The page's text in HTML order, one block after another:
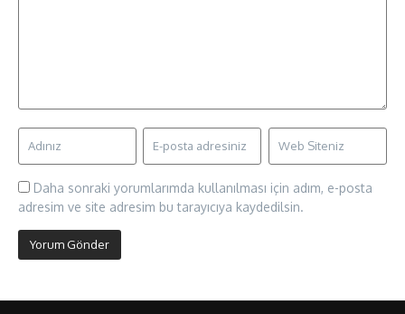
Daha sonraki yorumlarımda kullanılması için adım, e-posta
adresim ve site adresim bu tarayıcıya kaydedilsin.